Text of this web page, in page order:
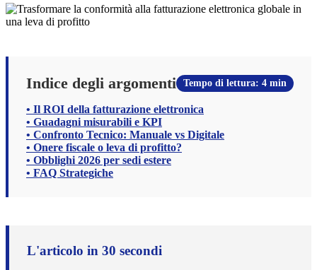
Indice degli argomenti Tempo di lettura: 4 min
• Il ROI della fatturazione elettronica
• Guadagni misurabili e KPI
• Confronto Tecnico: Manuale vs Digitale
• Onere fiscale o leva di profitto?
• Obblighi 2026 per sedi estere
• FAQ Strategiche
L'articolo in 30 secondi